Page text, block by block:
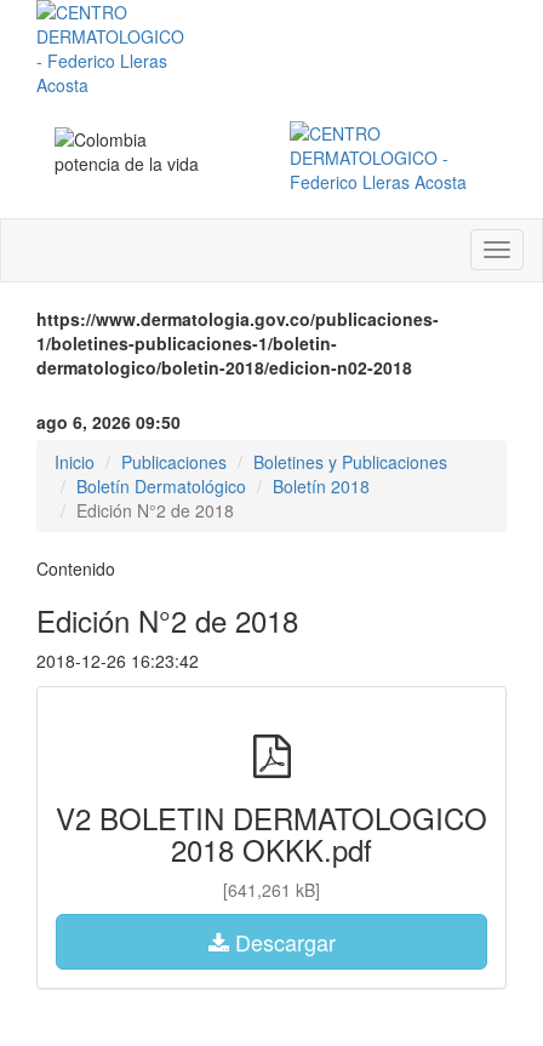
Menú
https://www.dermatologia.gov.co/publicaciones-
1/boletines-publicaciones-1/boletin-
dermatologico/boletin-2018/edicion-n02-2018
ago 6, 2026 09:50
Inicio
Publicaciones
Boletines y Publicaciones
Boletín Dermatológico
Boletín 2018
Edición N°2 de 2018
Contenido
Edición N°2 de 2018
2018-12-26 16:23:42
V2 BOLETIN DERMATOLOGICO
2018 OKKK.pdf
[641,261 kB]
Descargar